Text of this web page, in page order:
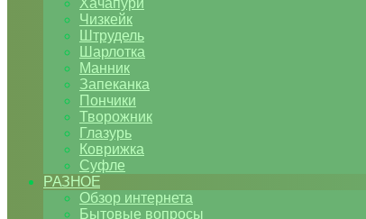
Хачапури
Чизкейк
Штрудель
Шарлотка
Манник
Запеканка
Пончики
Творожник
Глазурь
Коврижка
Суфле
РАЗНОЕ
Обзор интернета
Бытовые вопросы